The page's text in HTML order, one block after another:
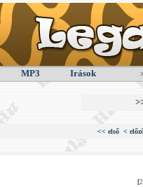
MP3 Irások
<< első <
[